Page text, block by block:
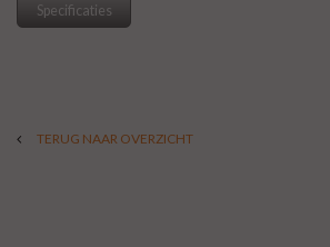
Specificaties
TERUG NAAR OVERZICHT